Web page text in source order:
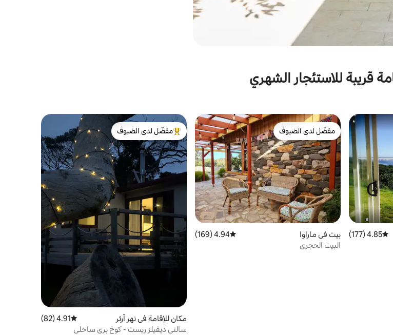
قريبة للاستئجار الشهري
متوسط التقييم 4.85 من 5، 177 مراجعات
4.85 (177)
مفضّل لدى الضيوف
مفضّل لدى الضيوف
بيت في ماراوا متوسط التقييم 4.94 من 5، 169 مراجعات
4.94 (169)
البيت الحجري
من أبرز البيوت المفضّلة لدى الضيوف
مفضّل لدى الضيوف
مكان للإقامة في نهر آرثر متوسط التقييم 4.91 من 5، 82 مراجعات
4.91 (82)
سالتي ديفيلز ريست - كوخ بري ساحلي